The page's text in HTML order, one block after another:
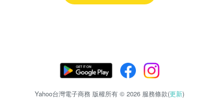
Yahoo台灣電子商務 版權所有 © 2026 服務條款(更新)